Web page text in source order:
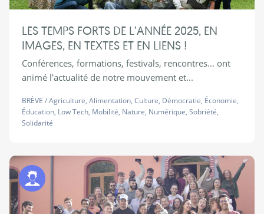
LES TEMPS FORTS DE L’ANNÉE 2025, EN
IMAGES, EN TEXTES ET EN LIENS !
Conférences, formations, festivals, rencontres... ont
animé l'actualité de notre mouvement et...
BRÈVE /Agriculture, Alimentation, Culture, Démocratie, Économie,
Éducation, Low Tech, Mobilité, Nature, Numérique, Sobriété,
Solidarité
Programme Jeunes